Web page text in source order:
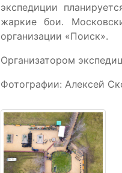
экспедиции
жаркие бои.
организации «Поиск».
Организатором
Фотографии: Алексей